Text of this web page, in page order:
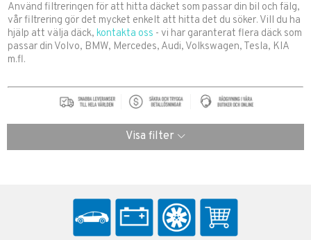
Använd filtreringen för att hitta däcket som passar din bil och fälg,
vår filtrering gör det mycket enkelt att hitta det du söker. Vill du ha
hjälp att välja däck, kontakta oss - vi har garanterat flera däck som
passar din Volvo, BMW, Mercedes, Audi, Volkswagen, Tesla, KIA
m.fl.
Visa filter